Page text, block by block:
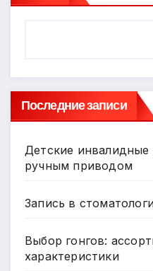
Последние записи
Детские инвалидные
ручным приводом
Запись в
Выбор гонгов:
характеристики